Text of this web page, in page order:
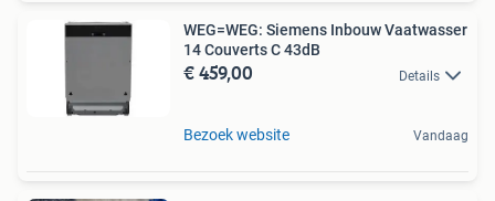
WEG=WEG: Siemens Inbouw Vaatwasser
14 Couverts C 43dB
€ 459,00 Details
Bezoek website Vandaag